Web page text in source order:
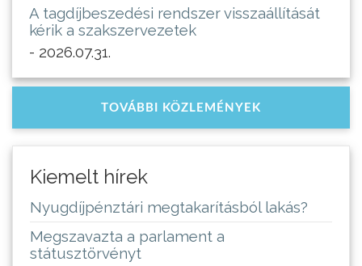
A tagdíjbeszedési rendszer visszaállítását
kérik a szakszervezetek
- 2026.07.31.
TOVÁBBI KÖZLEMÉNYEK
Kiemelt hírek
Nyugdíjpénztári megtakarításból lakás?
Megszavazta a parlament a
státusztörvényt